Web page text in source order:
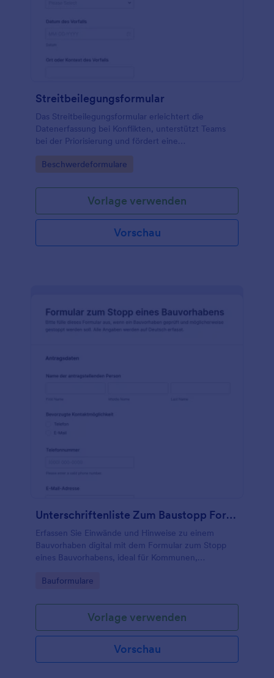
Streitbeilegungsformular
Das Streitbeilegungsformular erleichtert die
Datenerfassung bei Konflikten, unterstützt Teams
bei der Priorisierung und fördert eine
oder Servicebereichen mit Jotform.
Go to Category:
Beschwerdeformulare
Vorlage verwenden
Vorschau
Unterschriftenliste Zum Baustopp Formular
Erfassen Sie Einwände und Hinweise zu einem
Bauvorhaben digital mit dem Formular zum Stopp
eines Bauvorhabens, ideal für Kommunen,
Datenerfassung und schnellen Bearbeitung.
Go to Category:
Bauformulare
Vorlage verwenden
Vorschau